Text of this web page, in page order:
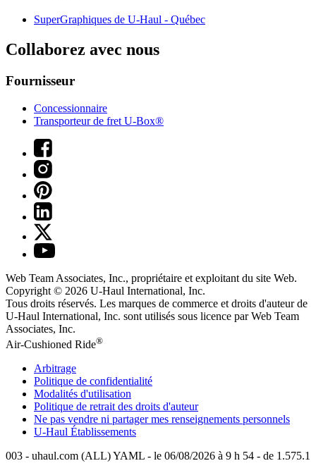
SuperGraphiques de U-Haul - Québec
Collaborez avec nous
Fournisseur
Concessionnaire
Transporteur de fret U-Box®
Web Team Associates, Inc., propriétaire et exploitant du site Web.
Copyright © 2026 U-Haul International, Inc.
Tous droits réservés. Les marques de commerce et droits d'auteur de
U-Haul International, Inc. sont utilisés sous licence par Web Team
Associates, Inc.
Air-Cushioned Ride®
Arbitrage
Politique de confidentialité
Modalités d'utilisation
Politique de retrait des droits d'auteur
Ne pas vendre ni partager mes renseignements personnels
U-Haul Établissements
003 - uhaul.com (ALL) YAML - le 06/08/2026 à 9 h 54 - de 1.575.1